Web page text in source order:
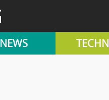
NEWS